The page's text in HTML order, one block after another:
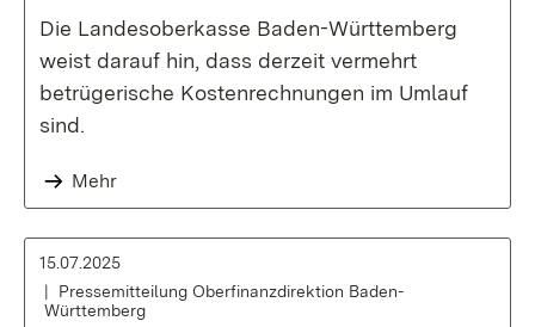
Die Landesoberkasse Baden-Württemberg
weist darauf hin, dass derzeit vermehrt
betrügerische Kostenrechnungen im Umlauf
sind.
Mehr
15.07.2025
Pressemitteilung Oberfinanzdirektion Baden-
Württemberg